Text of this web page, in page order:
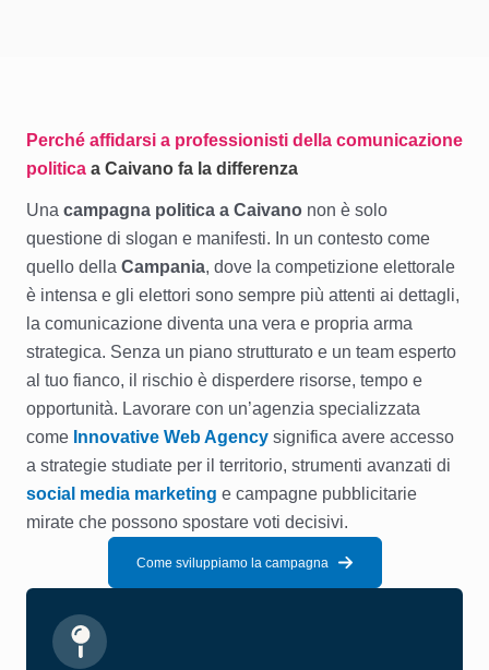
Perché affidarsi a professionisti della comunicazione
politica a Caivano fa la differenza
Una campagna politica a Caivano non è solo
questione di slogan e manifesti. In un contesto come
quello della Campania, dove la competizione elettorale
è intensa e gli elettori sono sempre più attenti ai dettagli,
la comunicazione diventa una vera e propria arma
strategica. Senza un piano strutturato e un team esperto
al tuo fianco, il rischio è disperdere risorse, tempo e
opportunità. Lavorare con un’agenzia specializzata
come Innovative Web Agency significa avere accesso
a strategie studiate per il territorio, strumenti avanzati di
social media marketing e campagne pubblicitarie
mirate che possono spostare voti decisivi.
Come sviluppiamo la campagna